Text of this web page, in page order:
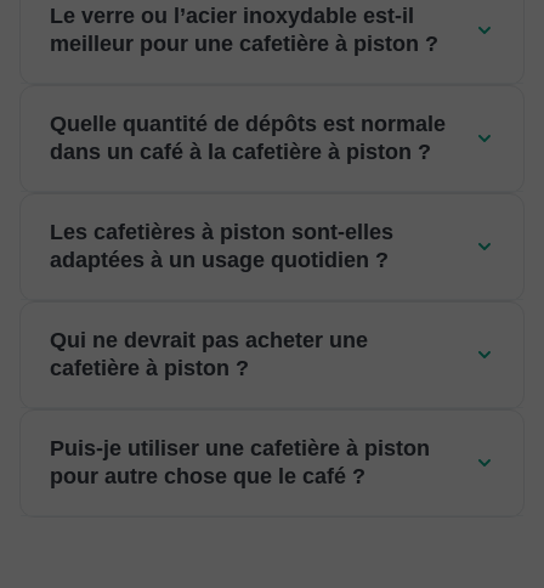
Le verre ou l’acier inoxydable est-il
meilleur pour une cafetière à piston ?
Quelle quantité de dépôts est normale
dans un café à la cafetière à piston ?
Les cafetières à piston sont-elles
adaptées à un usage quotidien ?
Qui ne devrait pas acheter une
cafetière à piston ?
Puis-je utiliser une cafetière à piston
pour autre chose que le café ?